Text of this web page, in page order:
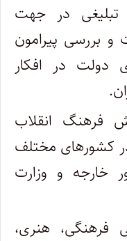
تبلیغی در جهت
و بررسی پیرامون
دولت در افکار
فرهنگ انقلاب
کشورهای مختلف
خارجه و وزارت
فرهنگی، هنری،